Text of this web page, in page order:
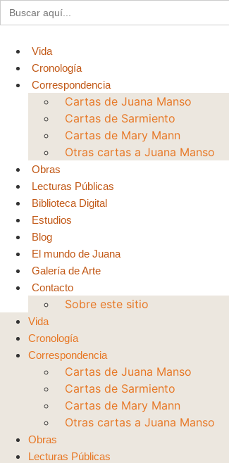
al
Buscar:
Vida
Cronología
Correspondencia
Cartas de Juana Manso
Cartas de Sarmiento
Cartas de Mary Mann
Otras cartas a Juana Manso
Obras
Lecturas Públicas
Biblioteca Digital
Estudios
Blog
El mundo de Juana
Galería de Arte
Contacto
Sobre este sitio
Vida
Cronología
Correspondencia
Cartas de Juana Manso
Cartas de Sarmiento
Cartas de Mary Mann
Otras cartas a Juana Manso
Obras
Lecturas Públicas